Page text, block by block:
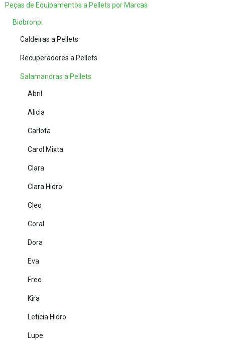
Peças de Equipamentos a Pellets por Marcas
Biobronpi
Caldeiras a Pellets
Recuperadores a Pellets
Salamandras a Pellets
Abril
Alicia
Carlota
Carol Mixta
Clara
Clara Hidro
Cleo
Coral
Dora
Eva
Free
Kira
Leticia Hidro
Lupe